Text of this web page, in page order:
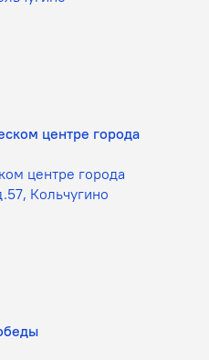
цeнтpе города
Кольчугино